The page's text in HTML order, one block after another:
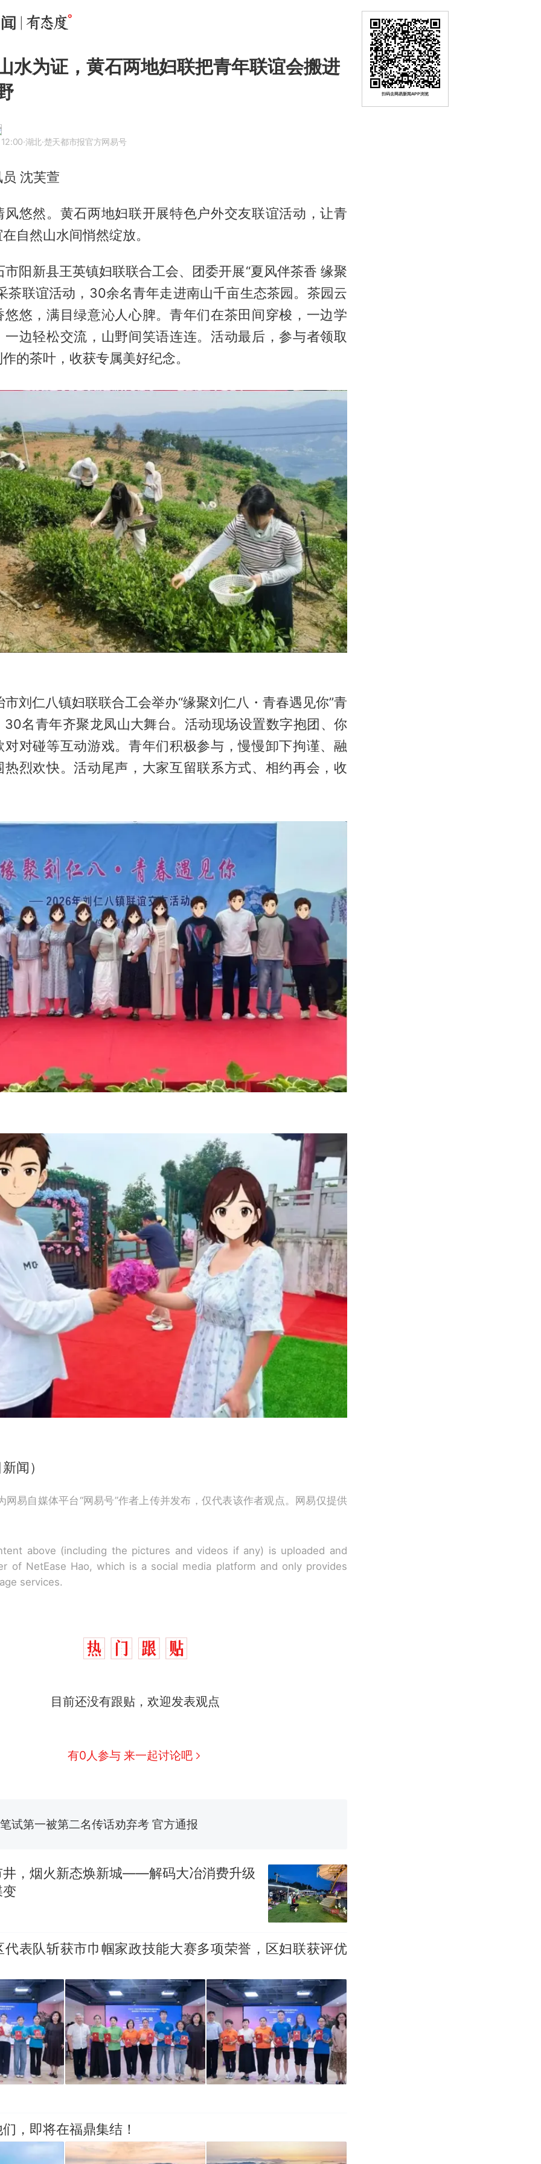
水为证，黄石两地妇联把青年联谊会搬进
·湖北·楚天都市报官方网易号
沈芙萱
风悠然。黄石两地妇联开展特色户外交友联谊活动，让青
自然山水间悄然绽放。
阳新县王英镇妇联联合工会、团委开展“夏风伴茶香 缘聚
茶联谊活动，30余名青年走进南山千亩生态茶园。茶园云
悠悠，满目绿意沁人心脾。青年们在茶田间穿梭，一边学
一边轻松交流，山野间笑语连连。活动最后，参与者领取
的茶叶，收获专属美好纪念。
刘仁八镇妇联联合工会举办“缘聚刘仁八・青春遇见你”青
30名青年齐聚龙凤山大舞台。活动现场设置数字抱团、你
对对碰等互动游戏。青年们积极参与，慢慢卸下拘谨、融
热烈欢快。活动尾声，大家互留联系方式、相约再会，收
闻）
网易自媒体平台“网易号”作者上传并发布，仅代表该作者观点。网易仅提供
above (including the pictures and videos if any) is uploaded and
of NetEase Hao, which is a social media platform and only provides
services.
目前还没有跟贴，欢迎发表观点
有0人参与 来一起讨论吧
那个在床头放菜刀的女孩，因老师一句“跟我回家”改写了人生
制裁瓜子饺子，美国怕什么？
男子上山采菌偶然发现鸡枞菌窝，原地守1天等它长大：挖了140多
笔试第一被第二名传话劝弃考 官方通报
井，烟火新态焕新城——解码大冶消费升级
代表队斩获市巾帼家政技能大赛多项荣誉，区妇联获评优
，即将在福鼎集结！
扫码去网易新闻APP浏览